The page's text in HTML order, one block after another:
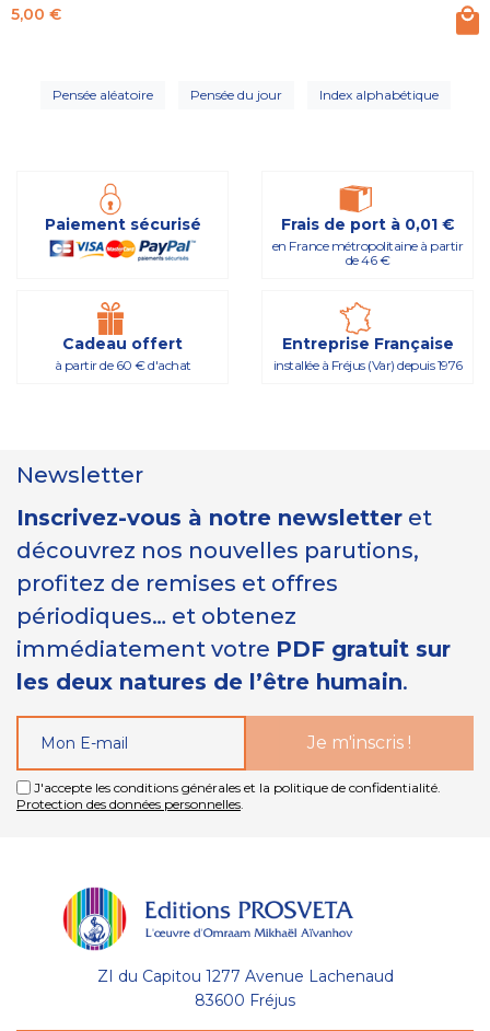
Prix
5,00 €
Pensée aléatoire Pensée du jour Index alphabétique
Paiement sécurisé Frais de port à 0,01 €
en France métropolitaine à partir
de 46 €
Cadeau offert
à partir de 60 € d'achat
Entreprise Française
installée à Fréjus (Var) depuis 1976
Newsletter
Inscrivez-vous à notre newsletter et
découvrez nos nouvelles parutions,
profitez de remises et offres
périodiques… et obtenez
immédiatement votre PDF gratuit sur
les deux natures de l’être humain.
J'accepte les conditions générales et la politique de confidentialité.
Protection des données personnelles
ZI du Capitou 1277 Avenue Lachenaud
83600 Fréjus